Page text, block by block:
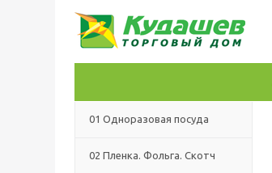
01 Одноразовая посуда
02 Пленка. Фольга. Скотч